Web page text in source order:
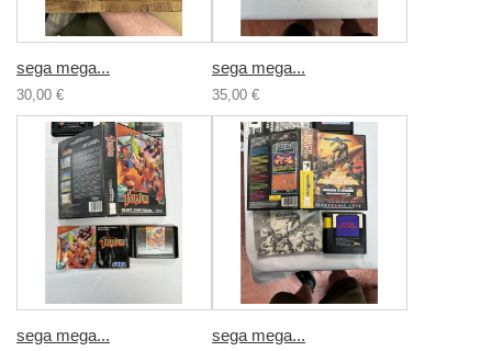
sega mega...
30,00 €
sega mega...
35,00 €
sega mega... sega mega...